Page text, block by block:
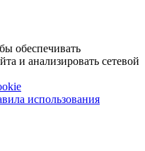
обеспечивать
и анализировать сетевой
использования